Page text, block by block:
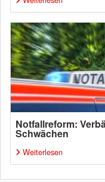
Notfallreform:
Schwächen
Weiterlesen